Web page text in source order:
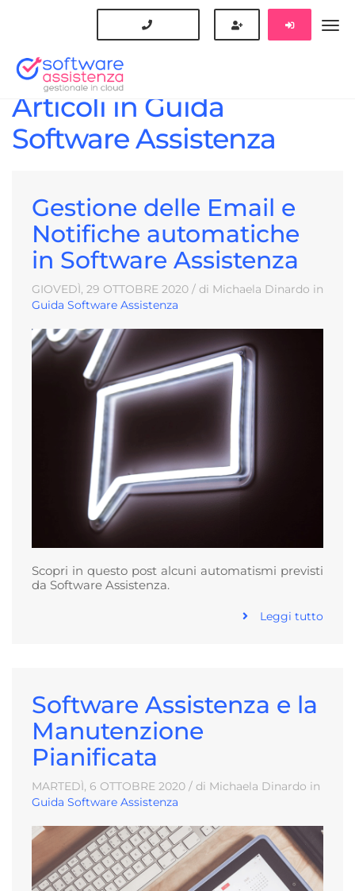
Articoli in Guida
Software Assistenza
Gestione delle Email e
Notifiche automatiche
in Software Assistenza
GIOVEDÌ, 29 OTTOBRE 2020 / di Michaela Dinardo in
Guida Software Assistenza
Scopri in questo post alcuni automatismi previsti
da Software Assistenza.
Leggi tutto
Software Assistenza e la
Manutenzione
Pianificata
MARTEDÌ, 6 OTTOBRE 2020 / di Michaela Dinardo in
Guida Software Assistenza